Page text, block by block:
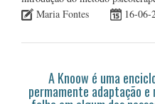
Maria Fontes
16-06-
A Knoow é uma
permamente adaptação